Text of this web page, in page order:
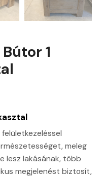
1
meleg
lesz lakásának, több
megjelenést biztosít,